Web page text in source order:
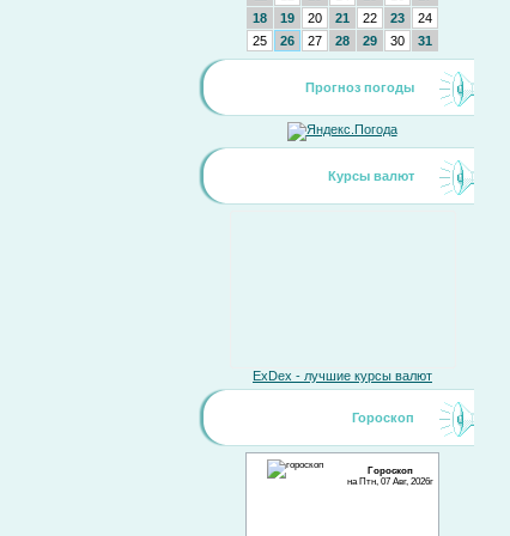
18
19 20 21 22 23
24
25
26 27 28 29 30 31
Прогноз погоды
Курсы валют
ExDex - лучшие курсы валют
Гороскоп
Гороскоп
на Птн, 07 Авг, 2026г